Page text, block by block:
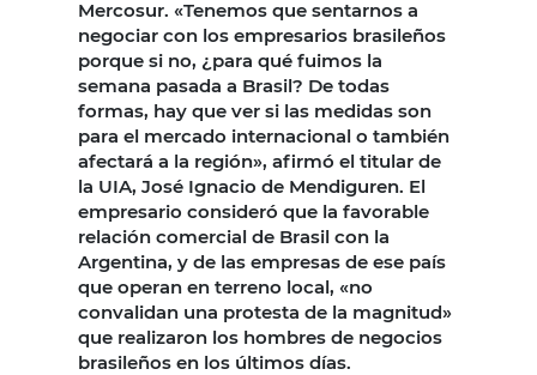
Mercosur. «Tenemos que sentarnos a
negociar con los empresarios brasileños
porque si no, ¿para qué fuimos la
semana pasada a Brasil? De todas
formas, hay que ver si las medidas son
para el mercado internacional o también
afectará a la región», afirmó el titular de
la UIA, José Ignacio de Mendiguren. El
empresario consideró que la favorable
relación comercial de Brasil con la
Argentina, y de las empresas de ese país
que operan en terreno local, «no
convalidan una protesta de la magnitud»
que realizaron los hombres de negocios
brasileños en los últimos días.